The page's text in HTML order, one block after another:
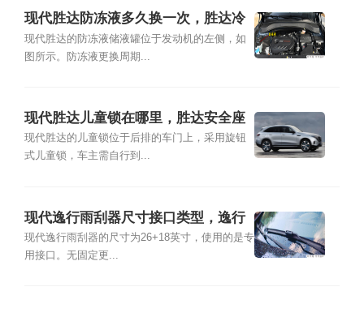
现代胜达防冻液多久换一次，胜达冷
却液加注及更换教程
现代胜达的防冻液储液罐位于发动机的左侧，如
图所示。防冻液更换周期...
现代胜达儿童锁在哪里，胜达安全座
椅接口类型
现代胜达的儿童锁位于后排的车门上，采用旋钮
式儿童锁，车主需自行到...
现代逸行雨刮器尺寸接口类型，逸行
雨刮器拆卸更换教程
现代逸行雨刮器的尺寸为26+18英寸，使用的是专
用接口。无固定更...